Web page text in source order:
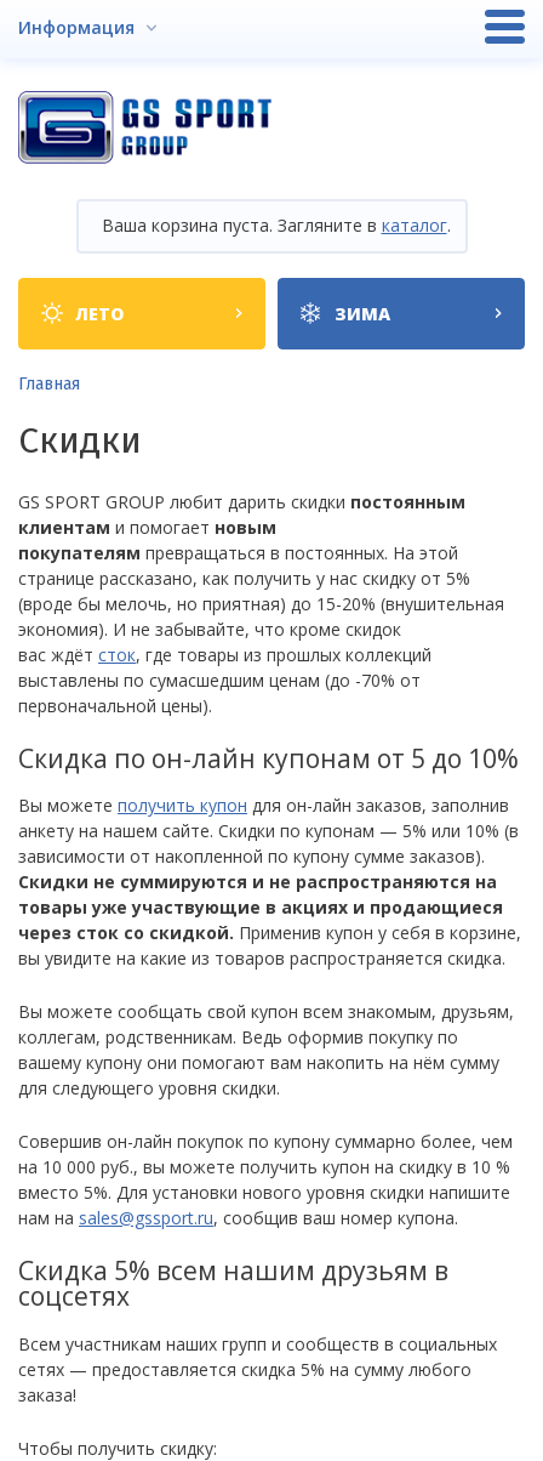
Информация
Ваша корзина пуста. Загляните в каталог.
Shop
categories
ЛЕТО ЗИМА
Строка
навигации
Главная
Скидки
GS SPORT GROUP любит дарить скидки постоянным
клиентам и помогает новым
покупателям превращаться в постоянных. На этой
странице рассказано, как получить у нас скидку от 5%
(вроде бы мелочь, но приятная) до 15-20% (внушительная
экономия). И не забывайте, что кроме скидок
вас ждёт сток, где товары из прошлых коллекций
выставлены по сумасшедшим ценам (до -70% от
первоначальной цены).
Скидка по он-лайн купонам от 5 до 10%
Вы можете получить купон для он-лайн заказов, заполнив
анкету на нашем сайте. Скидки по купонам — 5% или 10% (в
зависимости от накопленной по купону сумме заказов).
Скидки не суммируются и не распространяются на
товары уже участвующие в акциях и продающиеся
через сток со скидкой. Применив купон у себя в корзине,
вы увидите на какие из товаров распространяется скидка.
Вы можете сообщать свой купон всем знакомым, друзьям,
коллегам, родственникам. Ведь оформив покупку по
вашему купону они помогают вам накопить на нём сумму
для следующего уровня скидки.
Совершив он-лайн покупок по купону суммарно более, чем
на 10 000 руб., вы можете получить купон на скидку в 10 %
вместо 5%. Для установки нового уровня скидки напишите
нам на sales@gssport.ru, сообщив ваш номер купона.
Скидка 5% всем нашим друзьям в
соцсетях
Всем участникам наших групп и сообществ в социальных
сетях — предоставляется скидка 5% на сумму любого
заказа!
Чтобы получить скидку: